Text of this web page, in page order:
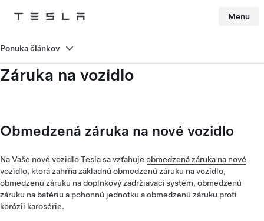
Tesla Menu
Záruka na vozidlo
Obmedzená záruka na nové vozidlo
Na Vaše nové vozidlo Tesla sa vzťahuje obmedzená záruka na nové
vozidlo, ktorá zahŕňa základnú obmedzenú záruku na vozidlo,
obmedzenú záruku na doplnkový zadržiavací systém, obmedzenú
záruku na batériu a pohonnú jednotku a obmedzenú záruku proti
korózii karosérie.
Ponuka článkov